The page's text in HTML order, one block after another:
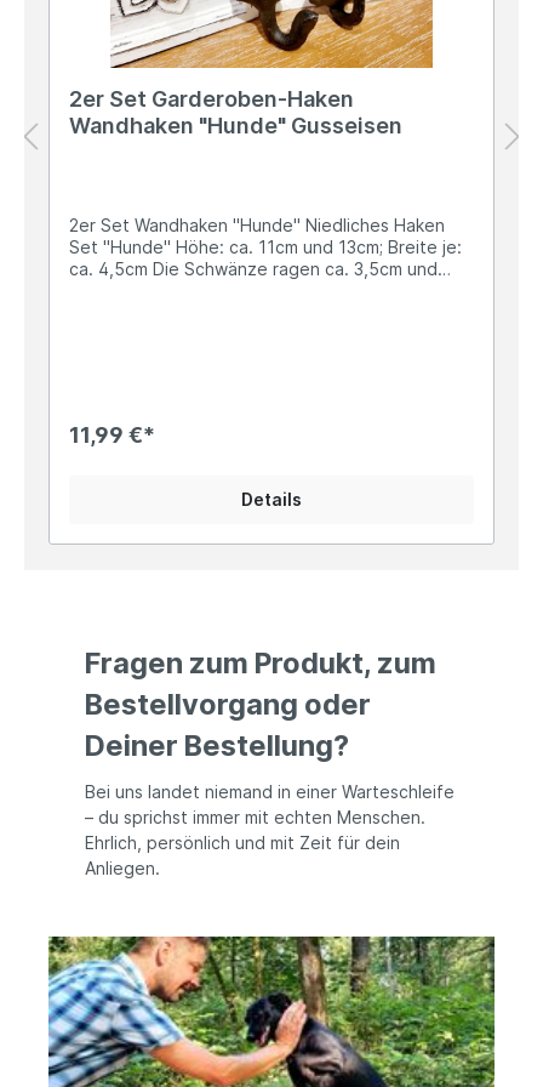
2er Set Garderoben-Haken
Wandhaken "Hunde" Gusseisen
2er Set Wandhaken "Hunde" Niedliches Haken
Set "Hunde" Höhe: ca. 11cm und 13cm; Breite je:
ca. 4,5cm Die Schwänze ragen ca. 3,5cm und
Spaziergang mit Deinem Liebling... Angaben zur
Euregioweg 225, 7532 SM Enschede,
Netherlands Kontakt: verkauf@esschertdesign.nl
11,99 €*
Details
Fragen zum Produkt, zum
Bestellvorgang oder
Deiner Bestellung?
Bei uns landet niemand in einer Warteschleife
– du sprichst immer mit echten Menschen.
Ehrlich, persönlich und mit Zeit für dein
Anliegen.